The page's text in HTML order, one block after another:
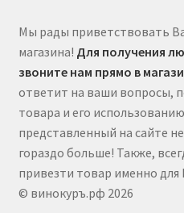
Мы рады приветствовать
магазина! Для получения
звоните нам прямо в
ответит на ваши вопросы,
товара и его
представленный на сайте
гораздо больше! Также,
привезти товар именно для
© винокуръ.рф 2026